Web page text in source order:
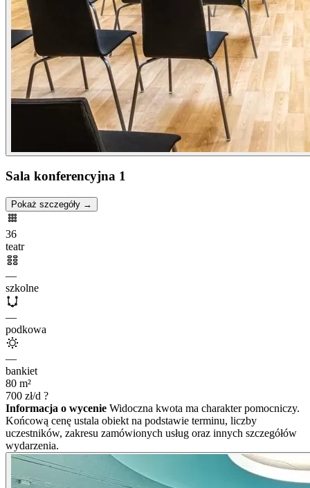
Sala konferencyjna 1
Pokaż szczegóły →
36
teatr
—
szkolne
—
podkowa
—
bankiet
80 m²
700 zł/d ?
Informacja o wycenie Widoczna kwota ma charakter pomocniczy.
Końcową cenę ustala obiekt na podstawie terminu, liczby
uczestników, zakresu zamówionych usług oraz innych szczegółów
wydarzenia.